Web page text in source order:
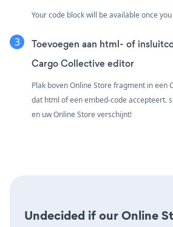
Your code block will be available once
Toevoegen aan html- of
Cargo Collective editor
Plak boven Online Store fragment in een
dat html of een embed-code accepteert.
en uw Online Store verschijnt!
Undecided if our Online